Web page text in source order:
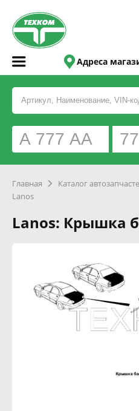
Адреса
Главная Каталог
Lanos
Lanos: Крышка